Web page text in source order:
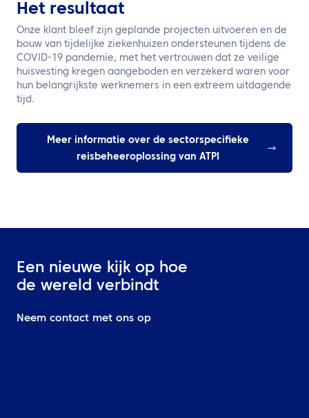
Het resultaat
Onze klant bleef zijn geplande projecten uitvoeren en de
bouw van tijdelijke ziekenhuizen ondersteunen tijdens de
COVID-19 pandemie, met het vertrouwen dat ze veilige
huisvesting kregen aangeboden en verzekerd waren voor
hun belangrijkste werknemers in een extreem uitdagende
tijd.
Meer informatie over de sectorspecifieke
reisbeheeroplossing van ATPI
Een nieuwe kijk op hoe
de wereld verbindt
Neem contact met ons op